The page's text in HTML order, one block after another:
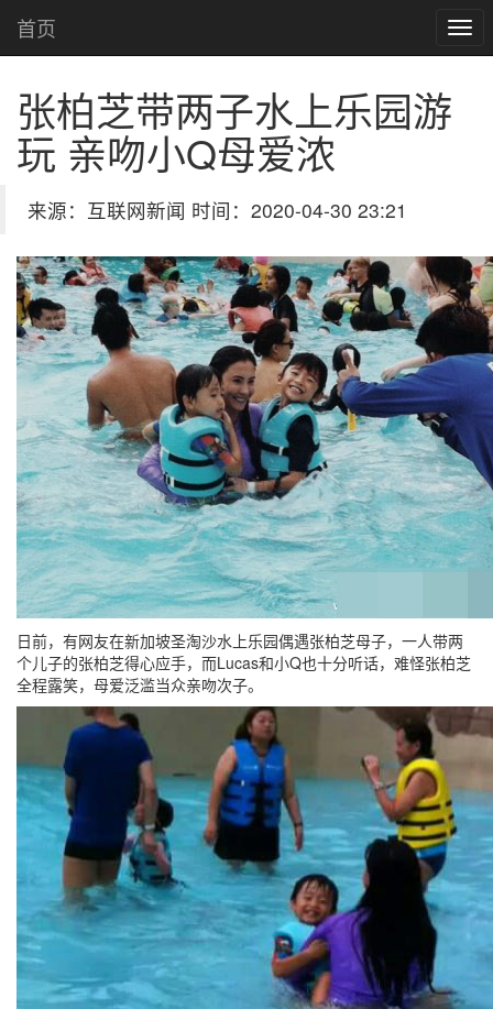
首页
张柏芝带两子水上乐园游
玩 亲吻小Q母爱浓
来源：互联网新闻 时间：2020-04-30 23:21
日前，有网友在新加坡圣淘沙水上乐园偶遇张柏芝母子，一人带两
个儿子的张柏芝得心应手，而Lucas和小Q也十分听话，难怪张柏芝
全程露笑，母爱泛滥当众亲吻次子。